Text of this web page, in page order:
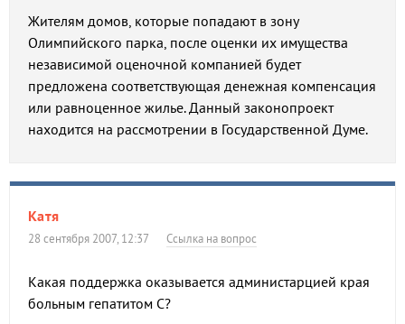
Жителям домов, которые попадают в зону
Олимпийского парка, после оценки их имущества
независимой оценочной компанией будет
предложена соответствующая денежная компенсация
или равноценное жилье. Данный законопроект
находится на рассмотрении в Государственной Думе.
Катя
28 сентября 2007, 12:37 Ссылка на вопрос
Какая поддержка оказывается администарцией края
больным гепатитом С?